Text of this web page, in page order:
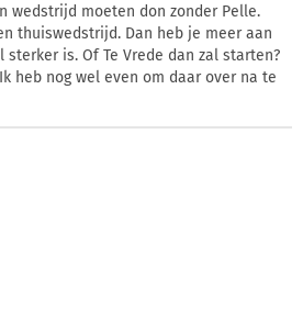
wedstrijd moeten don zonder Pelle.
thuiswedstrijd. Dan heb je meer aan
is. Of Te Vrede dan zal starten?
heb nog wel even om daar over na te